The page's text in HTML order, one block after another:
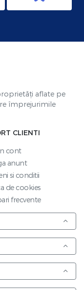
aflate pe
împrejurimile
CLIENTI
cont
anunt
si conditii
de cookies
frecvente